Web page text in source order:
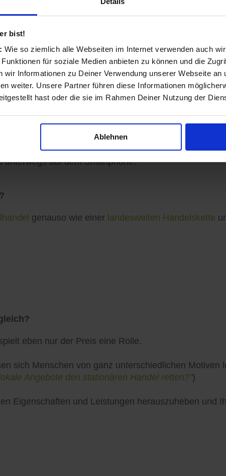
bist!
Wie so ziemlich alle Webseiten im Internet verwenden auch
für soziale Medien anbieten zu können und die
wir Informationen zu Deiner Verwendung unserer Webseite
weiter. Unsere Partner führen diese Informationen
hast oder die sie im Rahmen Deiner Nutzung der
Ablehnen
transparent
und Dienstleister entstanden und auf
vervollständigen, Angebote
zu Ihren Kunden gelangen: Auf der
unterwegs auf dem Smartphone!
genauso wie einer landesweiten Handelskette
eben nur der Preis eine Rolle.
sich Menschen von ganz unterschiedlichen Motiven
Angebote den stationären Handel retten?")
Eigenschaften und Leistungen herauszuheben und